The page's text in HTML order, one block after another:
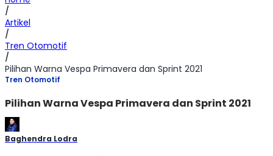
/
Artikel
/
Tren Otomotif
/
Pilihan Warna Vespa Primavera dan Sprint 2021
Tren Otomotif
Pilihan Warna Vespa Primavera dan Sprint 2021
Baghendra Lodra